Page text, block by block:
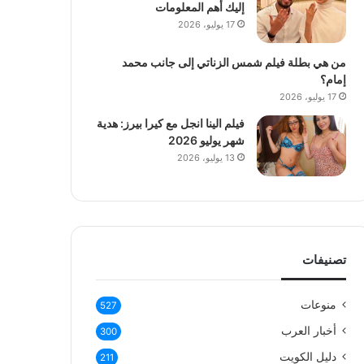
إليك أهم المعلومات
17 يوليو، 2026
من هي بطلة فيلم شمس الزناتي إلى جانب محمد
إمام؟
17 يوليو، 2026
فيلم الينا انجل مع كيرا بيرز: هدية
شهر يوليو 2026
13 يوليو، 2026
تصنيفات
منوعات 527
أخبار العرب 300
دليل الكويت 211